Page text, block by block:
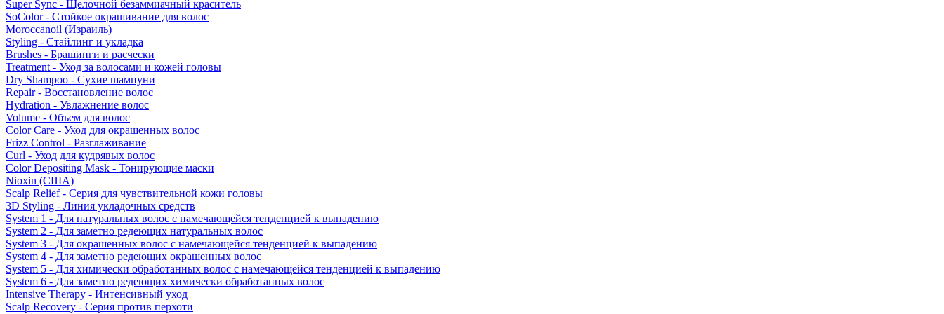
Super Sync - Щелочной безаммиачный краситель
SoColor - Стойкое окрашивание для волос
Moroccanoil (Израиль)
Styling - Стайлинг и укладка
Brushes - Брашинги и расчески
Treatment - Уход за волосами и кожей головы
Dry Shampoo - Сухие шампуни
Repair - Восстановление волос
Hydration - Увлажнение волос
Volume - Объем для волос
Color Care - Уход для окрашенных волос
Frizz Control - Разглаживание
Curl - Уход для кудрявых волос
Color Depositing Mask - Тонирующие маски
Nioxin (США)
Scalp Relief - Серия для чувствительной кожи головы
3D Styling - Линия укладочных средств
System 1 - Для натуральных волос с намечающейся тенденцией к выпадению
System 2 - Для заметно редеющих натуральных волос
System 3 - Для окрашенных волос с намечающейся тенденцией к выпадению
System 4 - Для заметно редеющих окрашенных волос
System 5 - Для химически обработанных волос с намечающейся тенденцией к выпадению
System 6 - Для заметно редеющих химически обработанных волос
Intensive Therapy - Интенсивный уход
Scalp Recovery - Серия против перхоти